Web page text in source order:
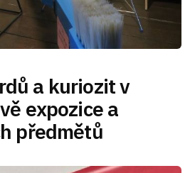
a kuriozit v
expozice a
předmětů